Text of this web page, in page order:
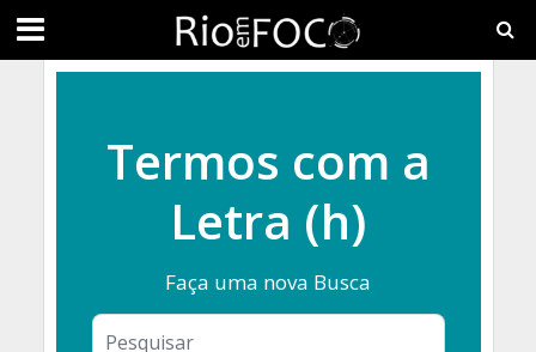
Termos com a
Letra (h)
Faça uma nova Busca